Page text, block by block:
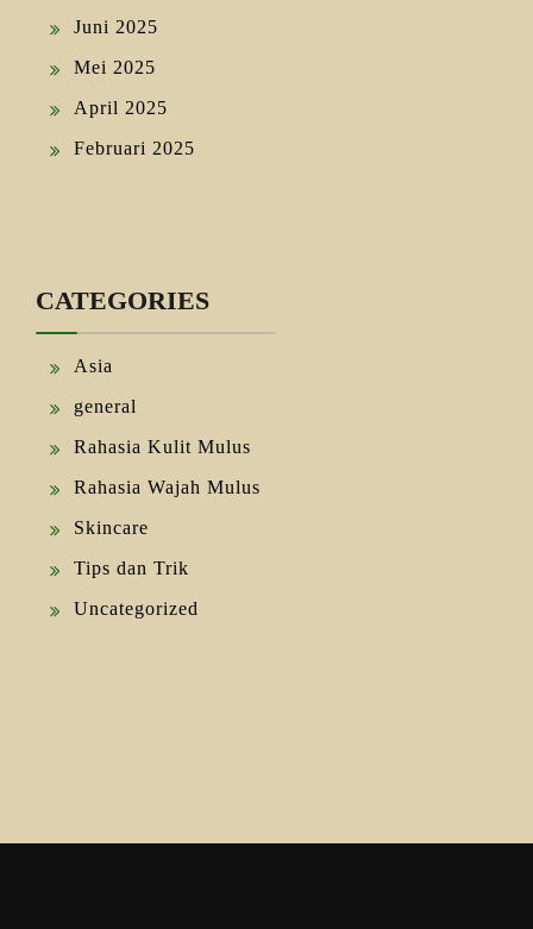
Juni 2025
Mei 2025
April 2025
Februari 2025
CATEGORIES
Asia
general
Rahasia Kulit Mulus
Rahasia Wajah Mulus
Skincare
Tips dan Trik
Uncategorized